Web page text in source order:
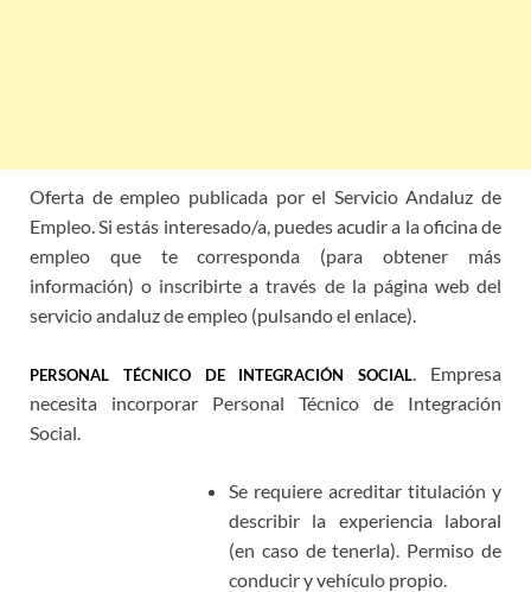
Oferta de empleo publicada por el Servicio Andaluz de
Empleo. Si estás interesado/a, puedes acudir a la oficina de
empleo que te corresponda (para obtener más
información) o inscribirte a través de la página web del
servicio andaluz de empleo (pulsando el enlace).
PERSONAL TÉCNICO DE INTEGRACIÓN SOCIAL . Empresa
necesita incorporar Personal Técnico de Integración
Social.
Se requiere acreditar titulación y
describir la experiencia laboral
(en caso de tenerla). Permiso de
conducir y vehículo propio.